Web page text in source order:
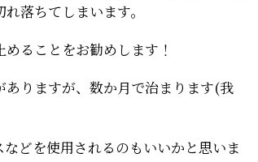
落ちてしまいます。
ることをお勧めします！
りますが、数か月で治まります(我
どを使用されるのもいいかと思いま